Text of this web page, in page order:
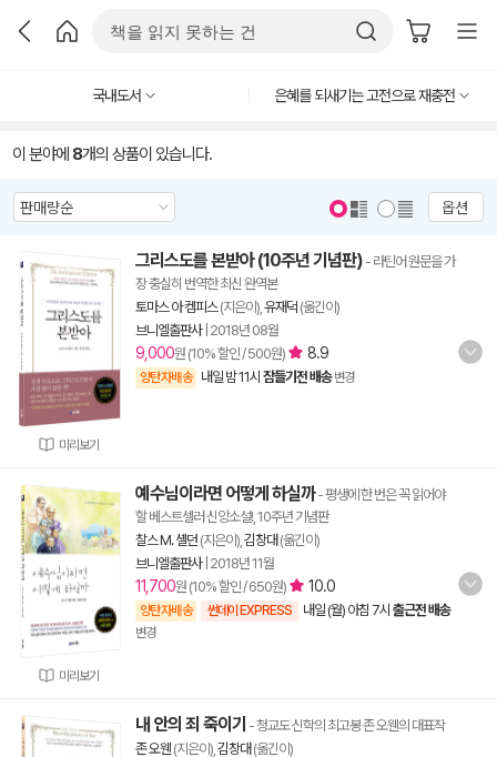
국내도서 은혜를 되새기는 고전으로 재충전
이 분야에 8개의 상품이 있습니다.
옵션
미리보기
그리스도를 본받아 (10주년 기념판) - 라틴어 원문을 가
장 충실히 번역한 최신 완역본
토마스 아 켐피스(지은이), 유재덕 (옮긴이)
브니엘출판사| 2018년 08월
9,000원 (10% 할인 / 500원) 8.9
양탄자배송 내일 밤 11시 잠들기전 배송 변경
미리보기
예수님이라면 어떻게 하실까- 평생에 한 번은 꼭 읽어야
할 베스트셀러 신앙소설!, 10주년 기념판
찰스 M. 셸던 (지은이), 김창대 (옮긴이)
브니엘출판사| 2018년 11월
11,700원 (10% 할인 / 650원) 10.0
양탄자배송 썬데이 EXPRESS 내일 (월) 아침 7시 출근전 배송
변경
내 안의 죄 죽이기 - 청교도 신학의 최고봉 존 오웬의 대표작
존 오웬 (지은이), 김창대 (옮긴이)